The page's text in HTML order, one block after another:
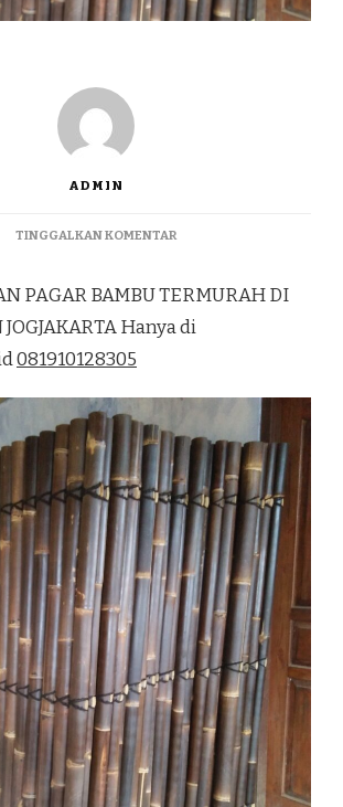
ADMIN
TINGGALKAN KOMENTARPADA
BAMBU
TERMURAH
PAGAR BAMBU TERMURAH DI
Hanya di
081910128305